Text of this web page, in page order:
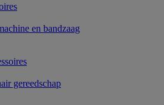
en bandzaag
gereedschap